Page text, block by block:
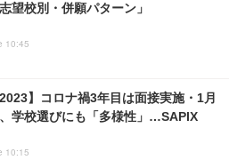
望校別・併願パターン」
10:45
2023】コロナ禍3年目は面接実施・1月
学校選びにも「多様性」…SAPIX
10:15